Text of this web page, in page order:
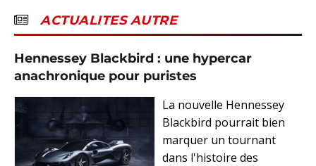
ACTUALITES AUTRE
Hennessey Blackbird : une hypercar
anachronique pour puristes
La nouvelle Hennessey
Blackbird pourrait bien
marquer un tournant
dans l'histoire des